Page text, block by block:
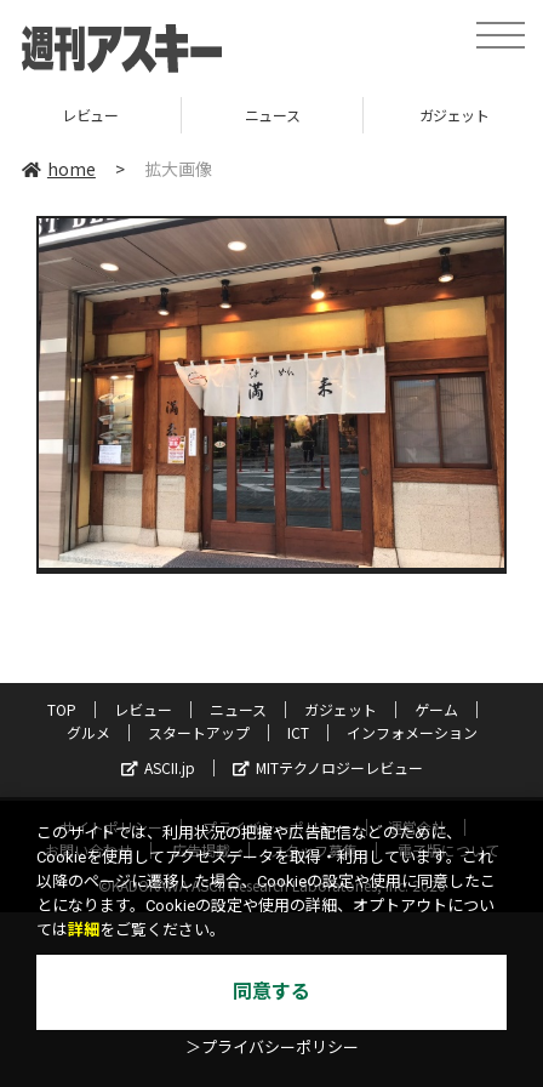
toggle
レビュー ニュース ガジェット
home > 拡大画像
TOP レビュー ニュース ガジェット
ゲーム
グルメ
スタートアップ ICT
インフォメーション
ASCII.jp
MITテクノロジーレビュー
サイトポリシー プライバシーポリシー
運営会社
お問い合わせ
広告掲載 スタッフ募集
電子版について
©KADOKAWA ASCII Research Laboratories, Inc. 2026
このサイトでは、利用状況の把握や広告配信などのために、
Cookieを使用してアクセスデータを取得・利用しています。これ
以降のページに遷移した場合、Cookieの設定や使用に同意したこ
とになります。Cookieの設定や使用の詳細、オプトアウトについ
ては詳細 をご覧ください。
同意する
＞プライバシーポリシー